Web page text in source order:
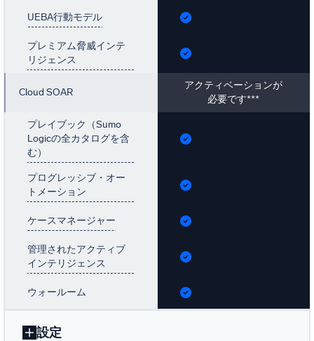
UEBA行動モデル
プレミアム脅威インテ
リジェンス
Cloud SOAR
アクティベーションが
必要です***
プレイブック（Sumo
Logicの全カタログを含
む）
プログレッシブ・オー
トメーション
ケースマネージャー
管理されたアクティブ
インテリジェンス
ウォールーム
設定